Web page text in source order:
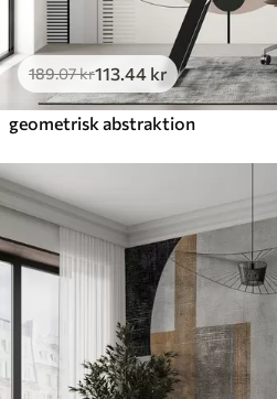
189.07kr113 .44 kr
geometrisk abstraktion